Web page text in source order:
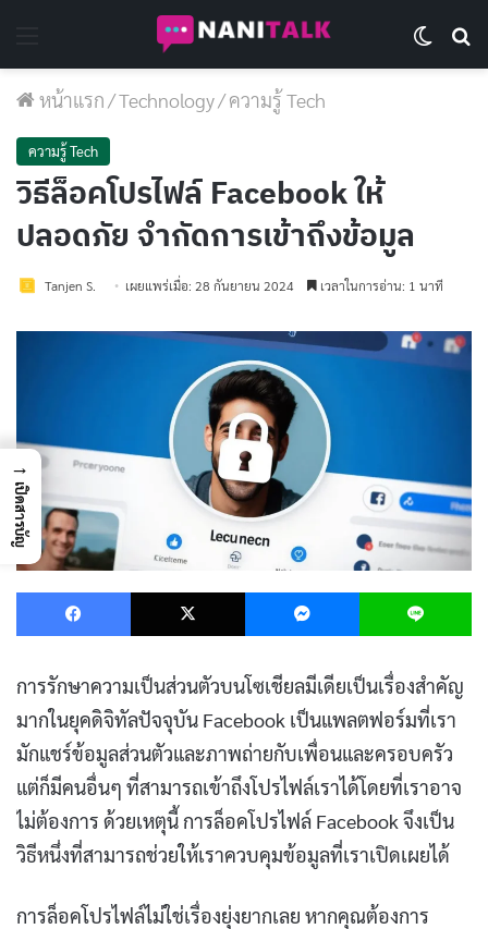
หน้าแรก/Technology/ความรู้ Tech
ความรู้ Tech
วิธีล็อคโปรไฟล์ Facebook ให้
ปลอดภัย จำกัดการเข้าถึงข้อมูล
Tanjen S. เผยแพร่เมื่อ: 28 กันยายน 2024 เวลาในการอ่าน: 1 นาที
Facebook X Messenger
การรักษาความเป็นส่วนตัวบนโซเชียลมีเดียเป็นเรื่องสำคัญ
มากในยุคดิจิทัลปัจจุบัน Facebook เป็นแพลตฟอร์มที่เรา
มักแชร์ข้อมูลส่วนตัวและภาพถ่ายกับเพื่อนและครอบครัว
แต่ก็มีคนอื่นๆ ที่สามารถเข้าถึงโปรไฟล์เราได้โดยที่เราอาจ
ไม่ต้องการ ด้วยเหตุนี้ การล็อคโปรไฟล์ Facebook จึงเป็น
วิธีหนึ่งที่สามารถช่วยให้เราควบคุมข้อมูลที่เราเปิดเผยได้
การล็อคโปรไฟล์ไม่ใช่เรื่องยุ่งยากเลย หากคุณต้องการ
→
เปิดสารบัญ